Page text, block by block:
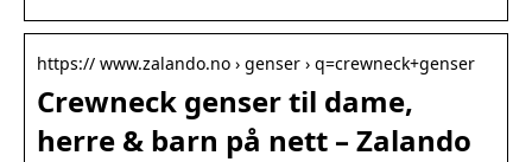
https:// www.zalando.no › genser › q=crewneck+genser
Crewneck genser til dame,
herre & barn på nett – Zalando